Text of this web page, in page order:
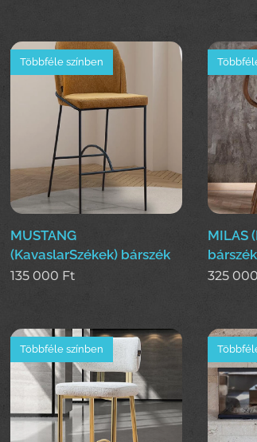
MUSTANG
(KavaslarSzékek) bárszék
Többféle színben
135 000 Ft
MILAS
bárszék
325 000
Többféle színben